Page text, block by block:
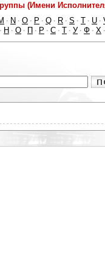
(Имени
· N · O · P · Q · R · S · T · U ·
· Н · О · П · Р · С · Т · У · Ф · Х